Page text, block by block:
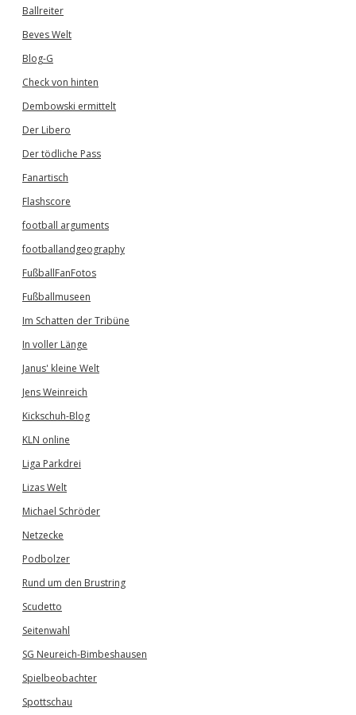
Ballreiter
Beves Welt
Blog-G
Check von hinten
Dembowski ermittelt
Der Libero
Der tödliche Pass
Fanartisch
Flashscore
football arguments
footballandgeography
FußballFanFotos
Fußballmuseen
Im Schatten der Tribüne
In voller Länge
Janus' kleine Welt
Jens Weinreich
Kickschuh-Blog
KLN online
Liga Parkdrei
Lizas Welt
Michael Schröder
Netzecke
Podbolzer
Rund um den Brustring
Scudetto
Seitenwahl
SG Neureich-Bimbeshausen
Spielbeobachter
Spottschau